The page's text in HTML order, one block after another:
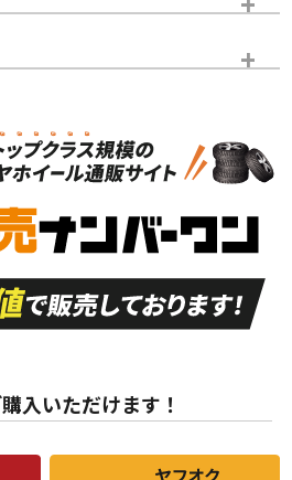
S
新車外し品（新古
付き
、
ど
A
走行距離も少なく、
非常に状態の良い中
古品
んどない中古品
C
られるが、使用に問
入いただけます！